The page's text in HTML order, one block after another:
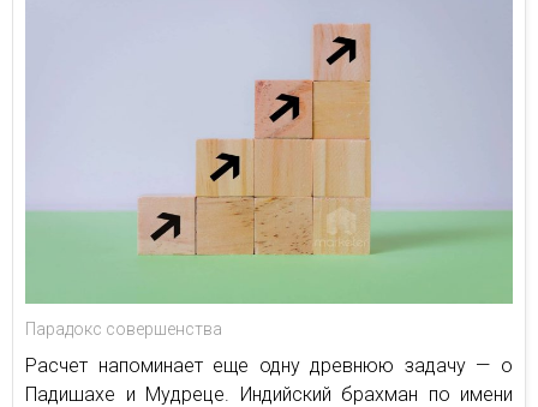
Парадокс совершенства
Расчет напоминает еще одну древнюю задачу — о
Падишахе и Мудреце. Индийский брахман по имени